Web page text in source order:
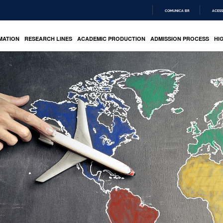
O
COMUNICA BR
RESEARCH LINES ACADEMIC PRODUCTION ADMISSION PROCESS